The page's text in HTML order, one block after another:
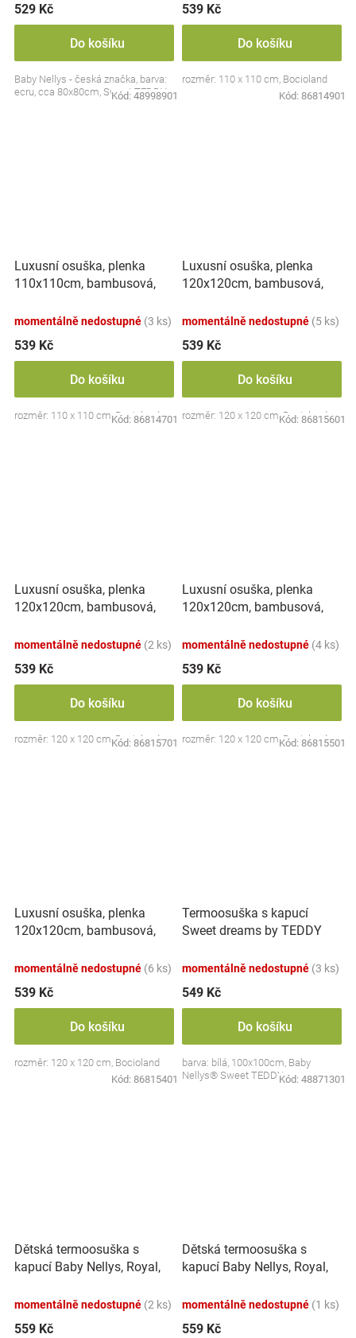
529 Kč
Do košíku
Baby Nellys - česká značka, barva:
ecru, cca 80x80cm, Sweet TEDDY
Kód: 48998901
539 Kč
Do košíku
rozměr: 110 x 110 cm, Bocioland
Kód: 86814901
Luxusní osuška, plenka
110x110cm, bambusová,
momentálně nedostupné (3 ks)
539 Kč
Do košíku
rozměr: 110 x 110 cm, Bocioland
Kód: 86814701
Luxusní osuška, plenka
120x120cm, bambusová,
momentálně nedostupné (5 ks)
539 Kč
Do košíku
rozměr: 120 x 120 cm, Bocioland
Kód: 86815601
Luxusní osuška, plenka
120x120cm, bambusová,
momentálně nedostupné (2 ks)
539 Kč
Do košíku
rozměr: 120 x 120 cm, Bocioland
Kód: 86815701
Luxusní osuška, plenka
120x120cm, bambusová,
momentálně nedostupné (4 ks)
539 Kč
Do košíku
rozměr: 120 x 120 cm, Bocioland
Kód: 86815501
Luxusní osuška, plenka
120x120cm, bambusová,
momentálně nedostupné (6 ks)
539 Kč
Do košíku
rozměr: 120 x 120 cm, Bocioland
Kód: 86815401
Termoosuška s kapucí
Sweet dreams by TEDDY
bílá
momentálně nedostupné (3 ks)
549 Kč
Do košíku
barva: bílá, 100x100cm, Baby
Nellys® Sweet TEDDYKód: 48871301
Dětská termoosuška s
kapucí Baby Nellys, Royal,
momentálně nedostupné (2 ks)
559 Kč
Dětská termoosuška s
kapucí Baby Nellys, Royal,
momentálně nedostupné (1 ks)
559 Kč